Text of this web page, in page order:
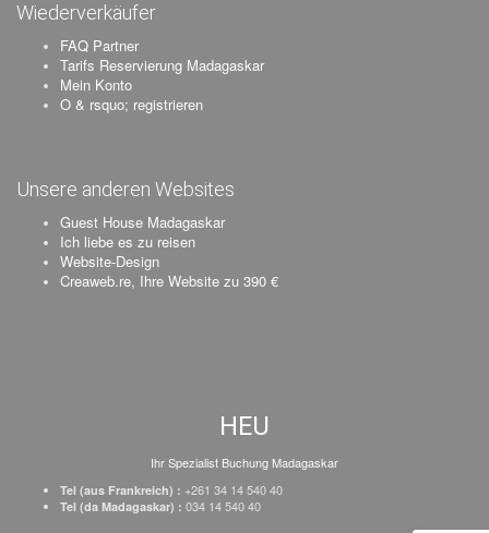
Wiederverkäufer
FAQ Partner
Tarifs Reservierung Madagaskar
Mein Konto
O & rsquo; registrieren
Unsere anderen Websites
Guest House Madagaskar
Ich liebe es zu reisen
Website-Design
Creaweb.re, Ihre Website zu 390 €
HEU
Ihr Spezialist Buchung Madagaskar
Tel (aus Frankreich) : +261 34 14 540 40
Tel (da Madagaskar) : 034 14 540 40